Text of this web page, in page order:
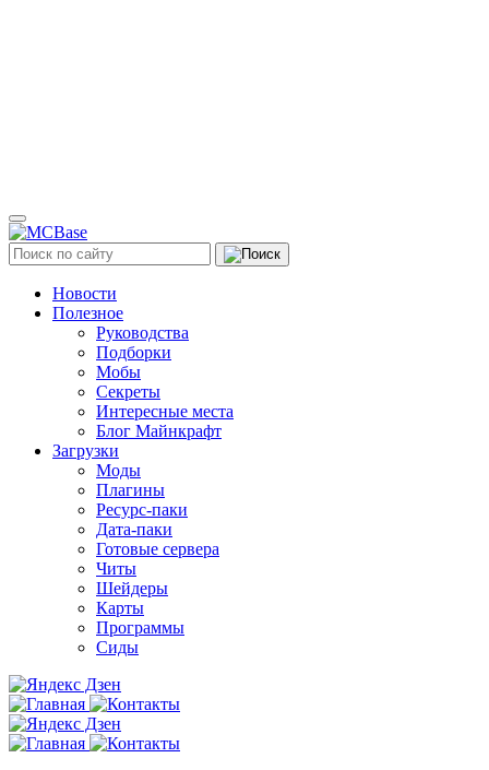
Новости
Полезное
Руководства
Подборки
Мобы
Секреты
Интересные места
Блог Майнкрафт
Загрузки
Моды
Плагины
Ресурс-паки
Дата-паки
Готовые сервера
Читы
Шейдеры
Карты
Программы
Сиды